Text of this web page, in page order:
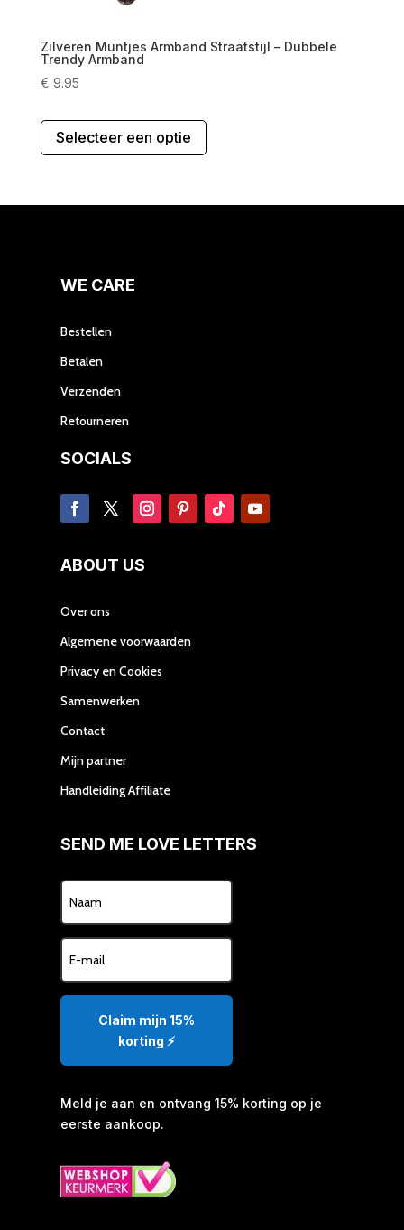
Zilveren Muntjes Armband Straatstijl – Dubbele
Trendy Armband
€ 9.95
Selecteer een optie
heeft
WE CARE
Bestellen
Betalen
Verzenden
Retourneren
SOCIALS
ABOUT US
Over ons
Algemene voorwaarden
Privacy en Cookies
Samenwerken
Contact
Mijn partner
Handleiding Affiliate
SEND ME LOVE LETTERS
Claim mijn 15%
korting ⚡️
Meld je aan en ontvang 15% korting op je
eerste aankoop.